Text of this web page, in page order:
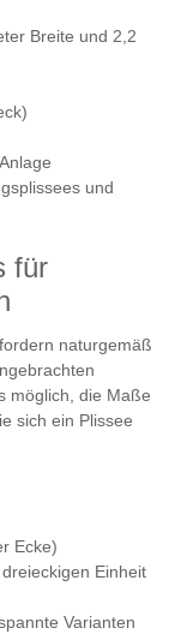
Breite und 2,2
und
für
naturgemäß
möglich, die Maße
sich ein Plissee
Ecke)
Einheit
Varianten